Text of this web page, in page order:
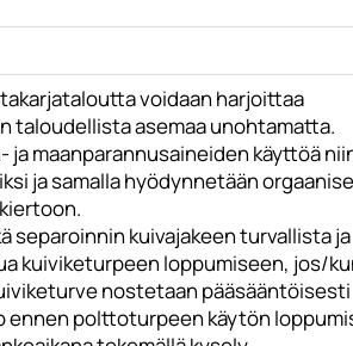
voidaan harjoittaa
taloudellista asemaa unohtamatta.
maanparannusaineiden käyttöä
ja samalla hyödynnetään
separoinnin kuivajakeen turvallista ja
kuiviketurpeen loppumiseen, jos/
nostetaan pääsääntöisesti
ennen polttoturpeen käytön